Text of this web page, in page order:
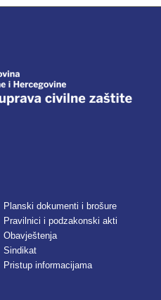
Planski dokumenti i brošure
Pravilnici i podzakonski akti
Obavještenja
Sindikat
Pristup informacijama